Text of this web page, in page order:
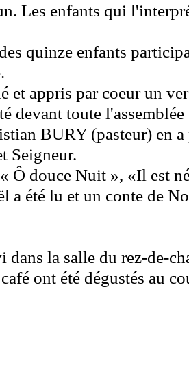
Les enfants qui
quinze enfants
et appris par coeur un
devant toute l'assemblée
BURY (pasteur) en
Seigneur.
Ô douce Nuit », «Il est
a été lu et un conte de
la salle du rez-de-
ont été dégustés au